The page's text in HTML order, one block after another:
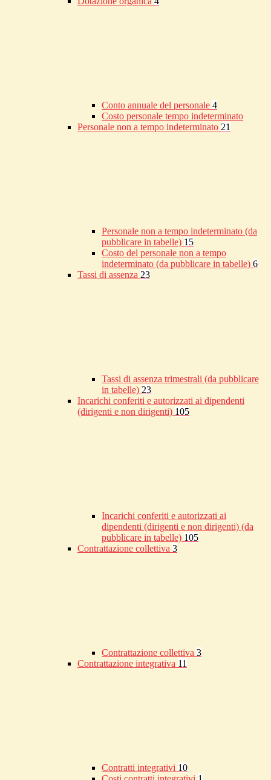
Conto annuale del personale 4
Costo personale tempo indeterminato
Personale non a tempo indeterminato 21
Personale non a tempo indeterminato (da
pubblicare in tabelle) 15
Costo del personale non a tempo
indeterminato (da pubblicare in tabelle) 6
Tassi di assenza 23
Tassi di assenza trimestrali (da pubblicare
in tabelle) 23
Incarichi conferiti e autorizzati ai dipendenti
(dirigenti e non dirigenti) 105
Incarichi conferiti e autorizzati ai
dipendenti (dirigenti e non dirigenti) (da
pubblicare in tabelle) 105
Contrattazione collettiva 3
Contrattazione collettiva 3
Contrattazione integrativa 11
Contratti integrativi 10